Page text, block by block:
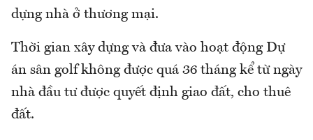
dựng nhà ở thương mại.
Thời gian xây dựng và đưa vào hoạt động Dự
án sân golf không được quá 36 tháng kể từ ngày
nhà đầu tư được quyết định giao đất, cho thuê
đất.